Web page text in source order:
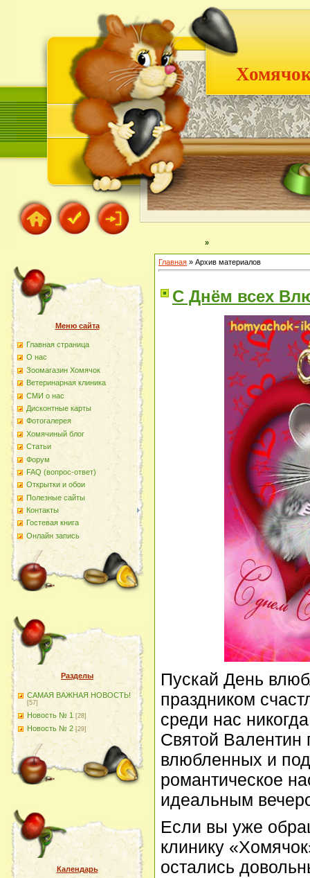
»
Меню сайта
Главная страница
О наc
Зоомагазин Хомячок
Ветеринарная клиника
СМИ о нас
Дисконтные карты
Фотогалерея
Хомячиный блог
Статьи
Форум
FAQ (вопрос-ответ)
Открытки и обои
Полезные сайты
Контакты
Гостевая книга
Онлайн запись
Разделы
САМАЯ ВАЖНАЯ НОВОСТЬ!
[57]
Новость № 1 [28]
Новость № 2 [29]
Календарь
Главная » Архив материалов
С Днём всех
Пускай День
праздником
среди нас
Святой Валентин
влюбленных и
романтическое
идеальным
Если вы уже
клинику
остались